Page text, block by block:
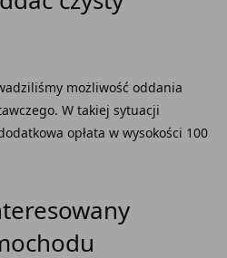
możliwość oddania
W takiej sytuacji
opłata w wysokości 100